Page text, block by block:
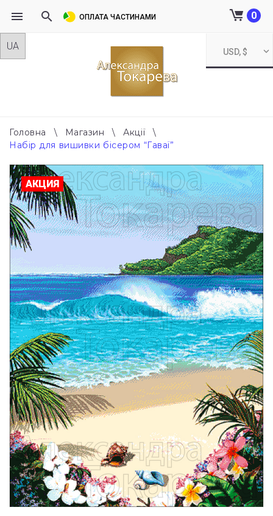
Skip
USD, $
0
ОПЛАТА ЧАСТИНАМИ
Головна \ Магазин \ Акції
\
Набір для вишивки бісером “Гаваї”
АКЦИЯ